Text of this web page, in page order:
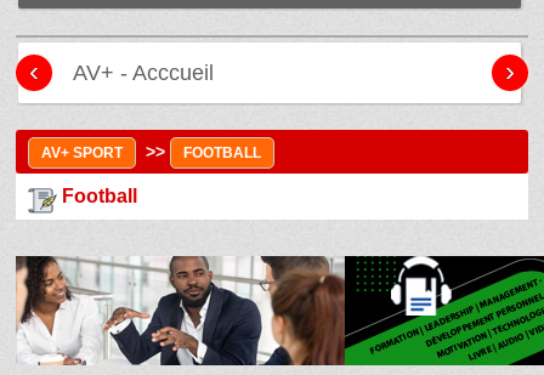
AV+ - Acccueil
‹ ›
AV+ SPORT >> FOOTBALL
Football